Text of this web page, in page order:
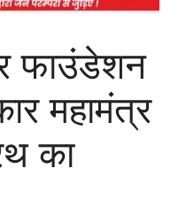
फाउंडेशन
महामंत्र
का